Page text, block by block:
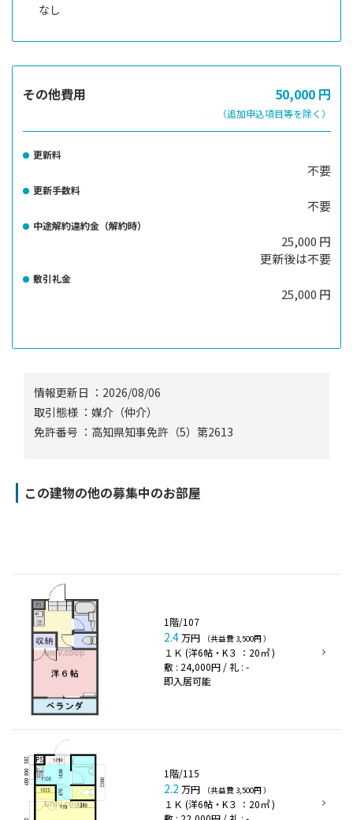
なし
その他費用 50,000 円
（追加申込項目等を除く）
更新料
不要
更新手数料
不要
中途解約違約金（解約時）
25,000 円
更新後は不要
敷引礼金
25,000 円
情報更新⽇ ：2026/08/06
取引態様 ：媒介（仲介）
免許番号 ：高知県知事免許（5）第2613
この建物の他の募集中のお部屋
1階/107
2.4万円 （共益費 3,500円 ）
１Ｋ (洋6帖・K３ ：20㎡ )
敷 : 24,000円 / 礼 : -
即入居可能
1階/115
2.2 万円 （共益費 3,500円 ）
１Ｋ (洋6帖・K３ ：20㎡ )